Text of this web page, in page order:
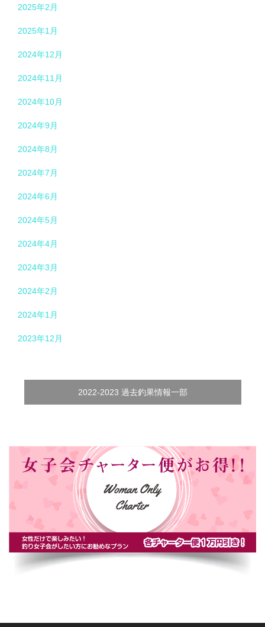
2025年2月
2025年1月
2024年12月
2024年11月
2024年10月
2024年9月
2024年8月
2024年7月
2024年6月
2024年5月
2024年4月
2024年3月
2024年2月
2024年1月
2023年12月
2022-2023 過去釣果情報一部